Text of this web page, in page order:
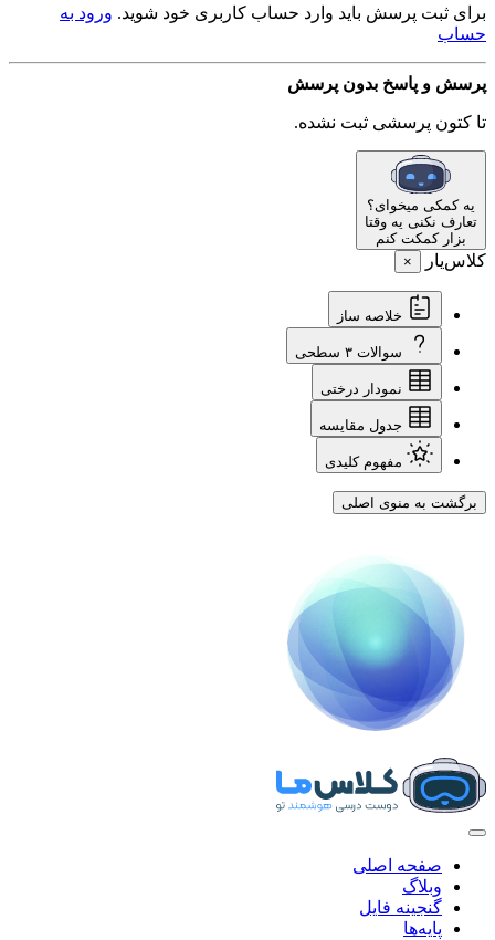
برای ثبت پرسش باید وارد حساب کاربری خود شوید. ورود به
حساب
پرسش و پاسخ بدون پرسش
تا کتون پرسشی ثبت نشده.
یه کمکی میخوای؟
تعارف نکنی یه وقتا
بزار کمکت کنم
کلاس‌یار ×
خلاصه ساز
سوالات ۳ سطحی
نمودار درختی
جدول مقایسه
مفهوم کلیدی
برگشت به منوی اصلی
صفحه اصلی
وبلاگ
گنجینه فایل
پایه‌ها